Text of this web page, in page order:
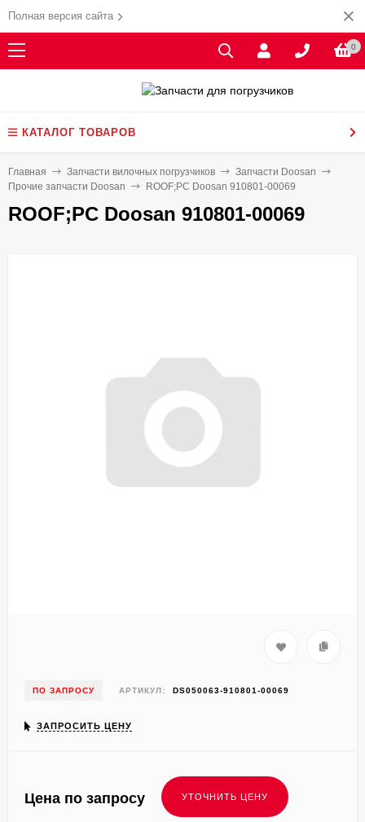
Полная версия сайта
0
КАТАЛОГ ТОВАРОВ
Главная Запчасти вилочных погрузчиков
Запчасти Doosan
Прочие запчасти Doosan
ROOF;PC Doosan 910801-00069
ROOF;PC Doosan 910801-00069
ПО ЗАПРОСУ АРТИКУЛ: DS050063-910801-00069
ЗАПРОСИТЬ ЦЕНУ
Цена по запросу